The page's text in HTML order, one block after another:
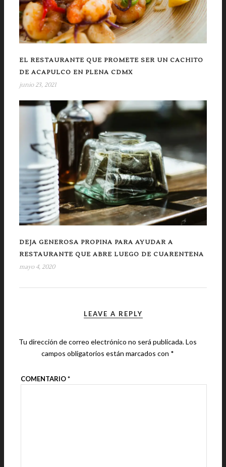
EL RESTAURANTE QUE PROMETE SER UN CACHITO
DE ACAPULCO EN PLENA CDMX
junio 23, 2021
DEJA GENEROSA PROPINA PARA AYUDAR A
RESTAURANTE QUE ABRE LUEGO DE CUARENTENA
mayo 4, 2020
LEAVE A REPLY
Tu dirección de correo electrónico no será publicada.Los
campos obligatorios están marcados con *
COMENTARIO*